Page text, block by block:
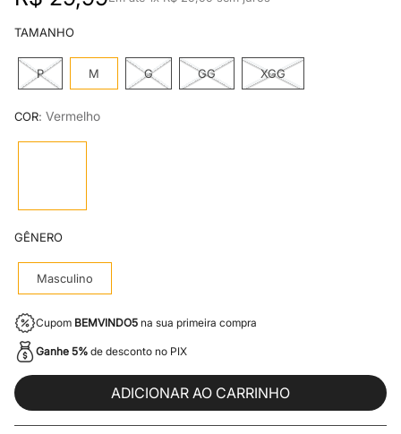
TAMANHO
P M G GG XGG
COR: Vermelho
GÊNERO
Masculino
Cupom BEMVINDO5 na sua primeira compra
Ganhe 5% de desconto no PIX
ADICIONAR AO CARRINHO
8º
calça masculina
9º
jaqueta masculina
10º jaqueta feminina